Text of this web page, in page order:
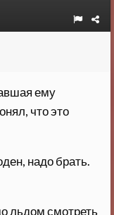
ему
что это
надо брать.
льдом смотреть